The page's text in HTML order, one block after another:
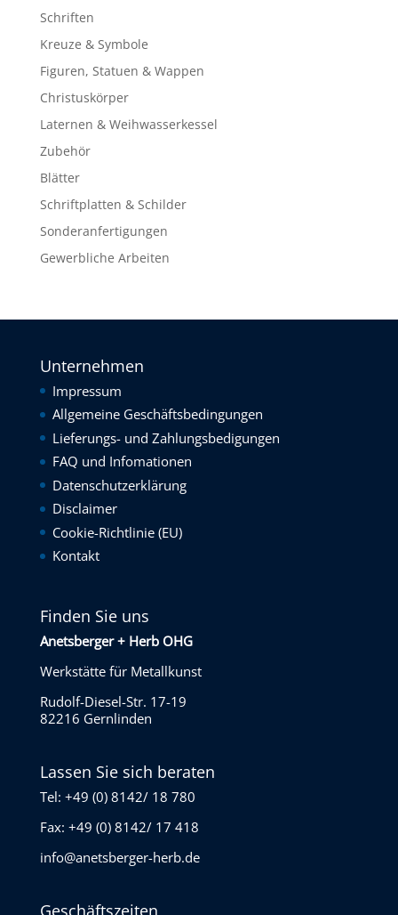
Schriften
Kreuze & Symbole
Figuren, Statuen & Wappen
Christuskörper
Laternen & Weihwasserkessel
Zubehör
Blätter
Schriftplatten & Schilder
Sonderanfertigungen
Gewerbliche Arbeiten
Unternehmen
Impressum
Allgemeine Geschäftsbedingungen
Lieferungs- und Zahlungsbedigungen
FAQ und Infomationen
Datenschutzerklärung
Disclaimer
Cookie-Richtlinie (EU)
Kontakt
Finden Sie uns
Anetsberger + Herb OHG
Werkstätte für Metallkunst
Rudolf-Diesel-Str. 17-19
82216 Gernlinden
Lassen Sie sich beraten
Tel: +49 (0) 8142/ 18 780
Fax: +49 (0) 8142/ 17 418
info@anetsberger-herb.de